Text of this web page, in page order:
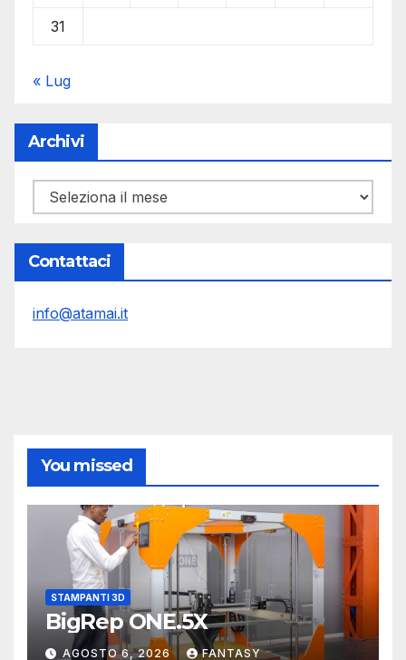
31
« Lug
Archivi
Archivi
Contattaci
info@atamai.it
You missed
STAMPANTI 3D
BigRep ONE.5X
AGOSTO 6, 2026 FANTASY